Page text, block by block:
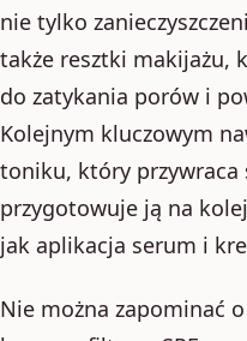
nie tylko
także resztki makijażu,
do zatykania porów i
Kolejnym kluczowym
toniku, który przywraca
przygotowuje ją na
jak aplikacja serum i
Nie można zapominać